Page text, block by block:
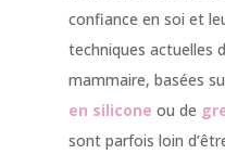
confiance en soi et
techniques actuelles
mammaire, basées
en silicone ou de
sont parfois loin